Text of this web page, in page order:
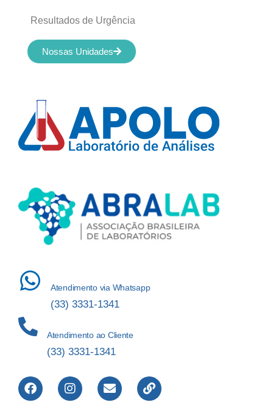
Atendimento via Whatsapp
(33) 3331-1341
Atendimento ao Cliente
(33) 3331-1341
Resultados de Urgência
Nossas Unidades